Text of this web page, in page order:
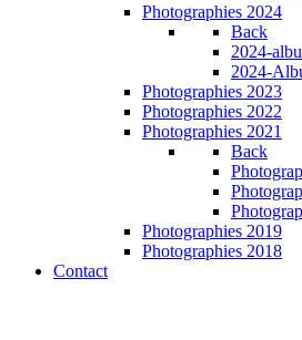
Photographies 2024
Back
2024-
2024-
Photographies 2023
Photographies 2022
Photographies 2021
Back
Photographies 2019
Photographies 2018
Contact